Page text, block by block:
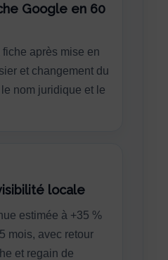
Google en 60
après mise en
et changement du
nom juridique et le
locale
estimée à +35 %
mois, avec retour
et regain de